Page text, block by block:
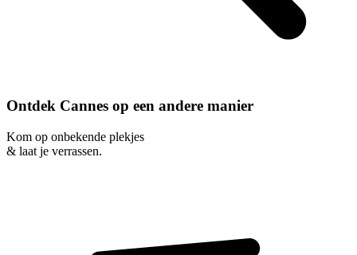
Ontdek Cannes op een andere manier
Kom op onbekende plekjes
& laat je verrassen.